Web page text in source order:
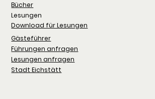
Bücher
Lesungen
Download für Lesungen
Gästeführer
Führungen anfragen
Lesungen anfragen
Stadt Eichstätt